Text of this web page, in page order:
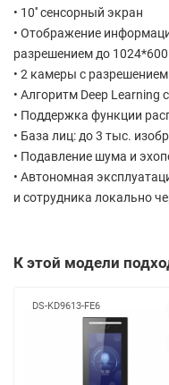
• 10'' сенсорный экран
• Отображение
разрешением до 1024*600
• 2 камеры с
• Алгоритм Deep Learning
• Поддержка функции
• База лиц: до 3 тыс.
• Подавление шума и
• Автономная
и сотрудника локально
К этой модели
DS-KD9613-FE6